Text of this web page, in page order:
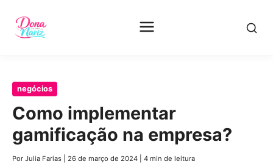
Pular
conteúdo
principal
negócios
Como implementar
gamificação na empresa?
Por Julia Farias 26 de março de 2024 4 min de leitura